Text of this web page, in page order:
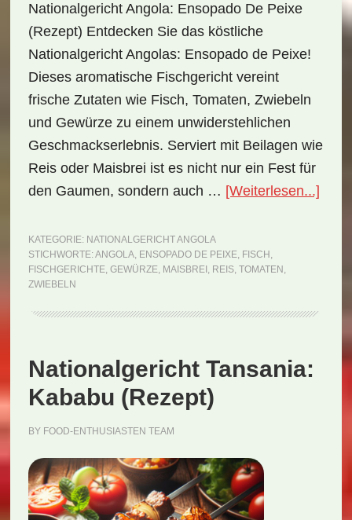
Nationalgericht Angola: Ensopado De Peixe
(Rezept) Entdecken Sie das köstliche
Nationalgericht Angolas: Ensopado de Peixe!
Dieses aromatische Fischgericht vereint
frische Zutaten wie Fisch, Tomaten, Zwiebeln
und Gewürze zu einem unwiderstehlichen
Geschmackserlebnis. Serviert mit Beilagen wie
Reis oder Maisbrei ist es nicht nur ein Fest für
den Gaumen, sondern auch … [Weiterlesen...]
KATEGORIE: NATIONALGERICHT ANGOLA
STICHWORTE: ANGOLA, ENSOPADO DE PEIXE, FISCH ,
FISCHGERICHTE, GEWÜRZE, MAISBREI , REIS, TOMATEN ,
ZWIEBELN
Nationalgericht Tansania:
Kababu (Rezept)
BY FOOD-ENTHUSIASTEN TEAM